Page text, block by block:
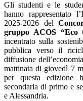
Gli studenti e le
hanno rappresentato
2025-2026 del
gruppo ACOS “Eco
incentrato sulla
pubblica verso il
diffusione
mattinata di giovedì 7
per questa edizione
secondaria di primo e
e Alessandria.